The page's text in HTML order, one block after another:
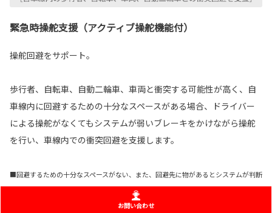
緊急時操舵支援（アクティブ操舵機能付）
操舵回避をサポート。
歩行者、自転車、自動二輪車、車両と衝突する可能性が高く、自
車線内に回避するための十分なスペースがある場合、ドライバー
による操舵がなくてもシステムが弱いブレーキをかけながら操舵
を行い、車線内での衝突回避を支援します。
■回避するための十分なスペースがない、また、回避先に物があるとシステムが判断
した場合には作動しません。 ■横断歩行者など一定以上の速度を持った対象には
作動しない場合があります。 ■自転車および自動二輪車は、人が乗車している状
お問い合わせ